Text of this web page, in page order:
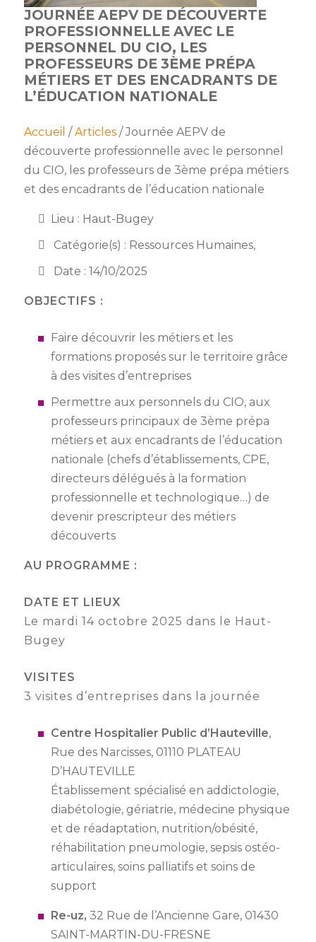
Ateliers
AEPV
Club
de
managers
AEPV
au
féminin
sportif
entreprises
Semaine
de
l’industrie
Congrès
salons
Projets
collaboratifs
Agenda
Newsletter
Actualité
des
membres
Kit
Bâtiment
Dispositifs
partenaires
Proposer
une
offre
CONTACT
JOURNÉE AEPV DE DÉCOUVERTE
PROFESSIONNELLE AVEC LE
PERSONNEL DU CIO, LES
PROFESSEURS DE 3ÈME PRÉPA
MÉTIERS ET DES ENCADRANTS DE
L’ÉDUCATION NATIONALE
Accueil /Articles/ Journée AEPV de
découverte professionnelle avec le personnel
du CIO, les professeurs de 3ème prépa métiers
et des encadrants de l’éducation nationale
Lieu : Haut-Bugey
Catégorie(s) : Ressources Humaines,
Date : 14/10/2025
OBJECTIFS :
Faire découvrir les métiers et les
formations proposés sur le territoire grâce
à des visites d’entreprises
Permettre aux personnels du CIO, aux
professeurs principaux de 3ème prépa
métiers et aux encadrants de l’éducation
nationale (chefs d’établissements, CPE,
directeurs délégués à la formation
professionnelle et technologique…) de
devenir prescripteur des métiers
découverts
AU PROGRAMME :
DATE ET LIEUX
Le mardi 14 octobre 2025 dans le Haut-
Bugey
VISITES
3 visites d’entreprises dans la journée
Centre Hospitalier Public d’Hauteville,
Rue des Narcisses, 01110 PLATEAU
D’HAUTEVILLE
Établissement spécialisé en addictologie,
diabétologie, gériatrie, médecine physique
et de réadaptation, nutrition/obésité,
réhabilitation pneumologie, sepsis ostéo-
articulaires, soins palliatifs et soins de
support
Re-uz, 32 Rue de l’Ancienne Gare, 01430
SAINT-MARTIN-DU-FRESNE